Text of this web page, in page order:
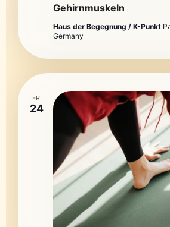
Gehirnmuskeln
Haus der Begegnung / K-Punkt
Germany
FR.
24